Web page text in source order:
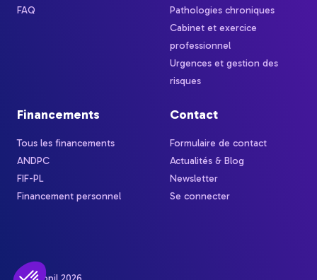
FAQ
Pathologies chroniques
Cabinet et exercice
professionnel
Urgences et gestion des
risques
Financements
Tous les financements
ANDPC
FIF-PL
Financement personnel
Contact
Formulaire de contact
Actualités & Blog
Newsletter
Se connecter